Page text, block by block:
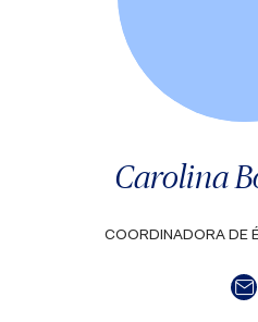
Carolina
COORDINADORA DE